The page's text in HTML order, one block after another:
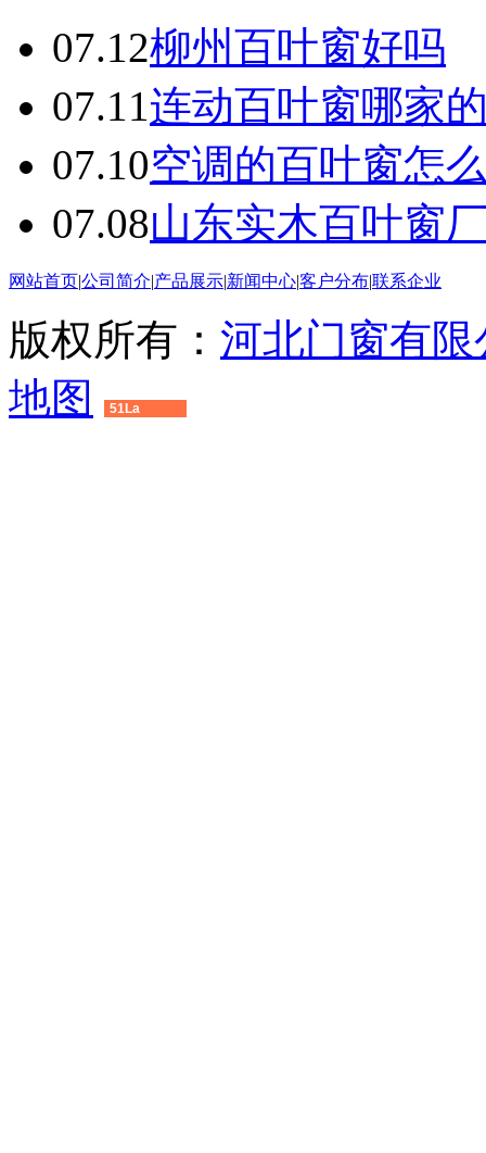
07.12柳州百叶窗好吗
07.11 连动百叶窗哪家
07.10空调的百叶窗怎
07.08山东实木百叶窗
网站首页|公司简介|产品展示|新闻中心|客户分布|联系企业
版权所有： 河北门窗有
地图
51La